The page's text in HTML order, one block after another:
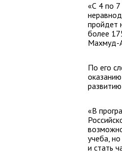
«С 4 по 7
пройдет
более
Махмуд-
По его
«В
учеба,
и стать